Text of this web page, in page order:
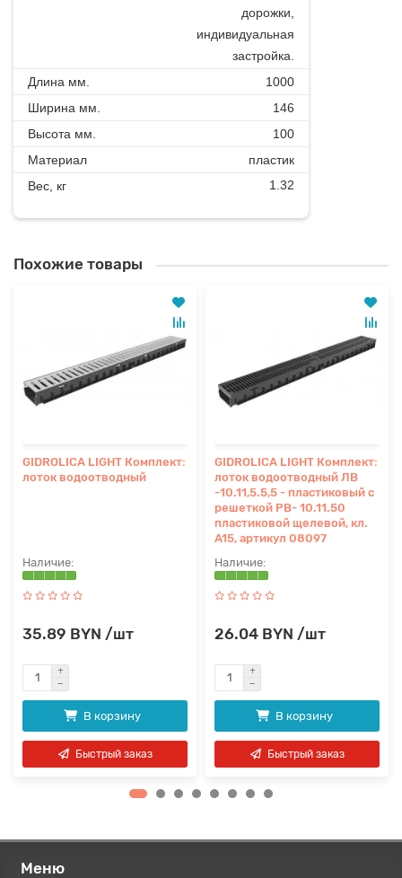
дорожки,
индивидуальная
застройка.
Длина мм.
1000
Ширина мм.
146
Высота мм.
100
Материал
пластик
Вес, кг
1.32
Похожие товары
GIDROLICA LIGHT Комплект:
лоток водоотводный
35.89 BYN /шт
В корзину
Быстрый заказ
GIDROLICA LIGHT Комплект:
лоток водоотводный ЛВ
-10.11,5.5,5 - пластиковый с
решеткой РВ- 10.11.50
пластиковой щелевой, кл.
A15, артикул 08097
26.04 BYN /шт
В корзину
Быстрый заказ
Меню